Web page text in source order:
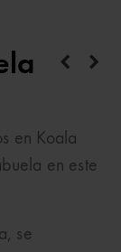
en Koala
en este
se